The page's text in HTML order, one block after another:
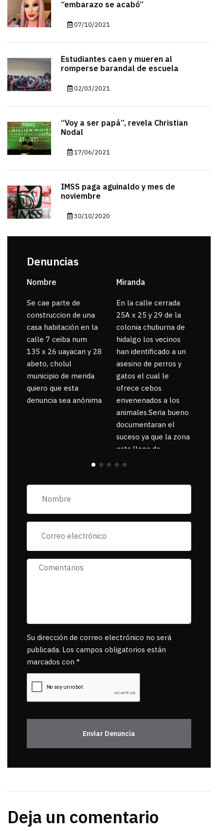
“embarazo se acabó”
07/10/2021
Estudiantes caen y mueren al
romperse barandal de escuela
02/03/2021
“Voy a ser papá”, revela Christian
Nodal
17/06/2021
IMSS paga aguinaldo y mes de
noviembre
30/10/2020
Denuncias
Nombre
Se cae parte de
construccion de una
casa habitación en la
calle 7 ceiba num
135 x 26 uayacan y 28
abeto, cholul
municipio de merida
quiero que esta
denuncia sea anónima
Miranda
En la calle cerrada
25A x 25 y 29 de la
colonia chuburna de
hidalgo los vecinos
han identificado a un
asesino de perros y
gatos el cual le
ofrece cebos
envenenados a los
animales.Seria bueno
documentaran el
suceso ya que la zona
esta llena de
pancartas de
exigiendo al asesino
muerta.
Su dirección de correo electrónico no será
publicada. Los campos obligatorios están
marcados con *
Enviar Denuncia
Deja un comentario